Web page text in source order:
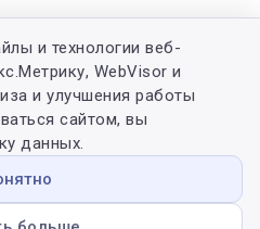
и технологии веб-
WebVisor и
и улучшения работы
сайтом, вы
данных.